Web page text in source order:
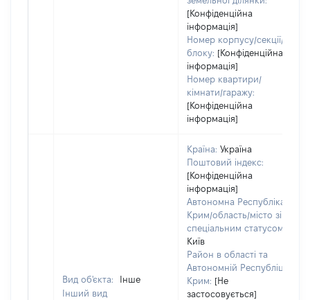
[Конфіденційна
інформація]
Номер корпусу/секції/
блоку: [Конфіденційна
інформація]
Номер квартири/
кімнати/гаражу:
[Конфіденційна
інформація]
Вид об'єкта:
Інше
Інший вид
Країна: Україна
Поштовий індекс:
[Конфіденційна
інформація]
Автономна Республіка
Крим/область/місто зі
спеціальним статусом:
Київ
Район в області та
Автономній Республіці
Крим: [Не
застосовується]